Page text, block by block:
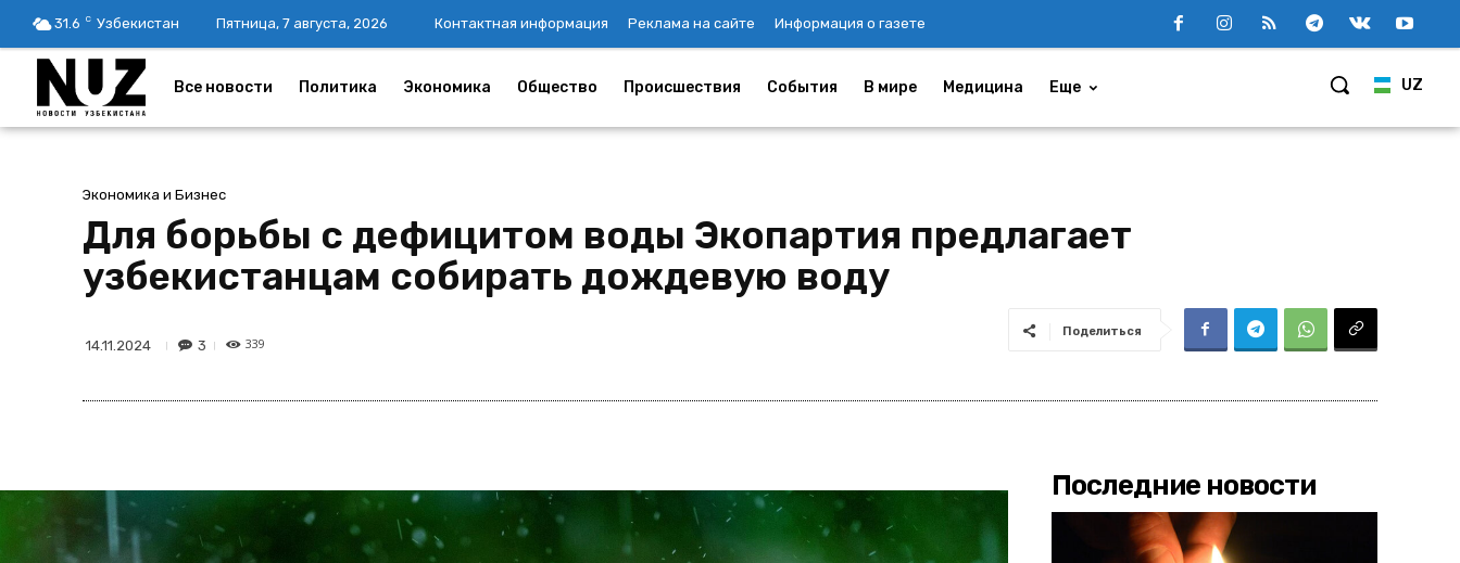
31.6 C Узбекистан Пятница, 7 августа, 2026 Контактная информация Реклама на сайте Информация о газете
UZ
Все новости Политика Экономика Общество Происшествия События В мире Медицина Еще
Экономика и Бизнес
Для борьбы с дефицитом воды Экопартия предлагает
узбекистанцам собирать дождевую воду
14.11.2024 3 339
Поделиться
Последние новости